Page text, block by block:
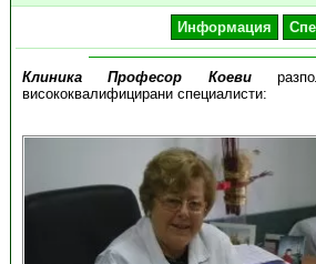
Информация
Клиника Професор Коеви
висококвалифицирани специалисти: